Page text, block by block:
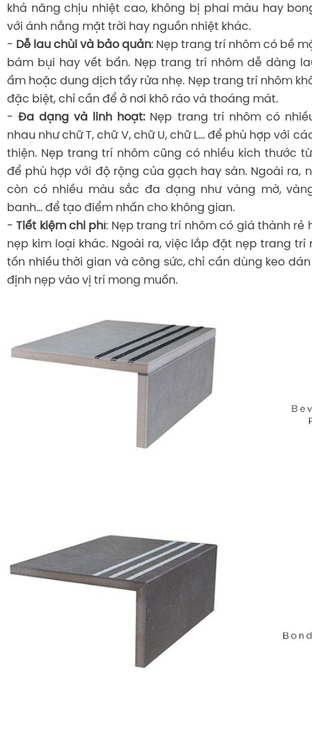
khả năng chịu nhiệt cao, không bị phai màu hay
với ánh nắng mặt trời hay nguồn nhiệt khác.
- Dễ lau chùi và bảo quản: Nẹp trang trí nhôm có bề
bám bụi hay vết bẩn. Nẹp trang trí nhôm dễ dàng
ẩm hoặc dung dịch tẩy rửa nhẹ. Nẹp trang trí nhôm
đặc biệt, chỉ cần để ở nơi khô ráo và thoáng mát.
-Đa dạng và linh hoạt:Nẹp trang trí nhôm có
nhau như chữ T, chữ V, chữ U, chữ L... để phù hợp với
thiện. Nẹp trang trí nhôm cũng có nhiều kích thước
để phù hợp với độ rộng của gạch hay sàn. Ngoài ra,
còn có nhiều màu sắc đa dạng như vàng mờ,
banh... để tạo điểm nhấn cho không gian.
-Tiết kiệm chi phí: Nẹp trang trí nhôm có giá thành rẻ
nẹp kim loại khác. Ngoài ra, việc lắp đặt nẹp trang trí
tốn nhiều thời gian và công sức, chỉ cần dùng keo
định nẹp vào vị trí mong muốn.